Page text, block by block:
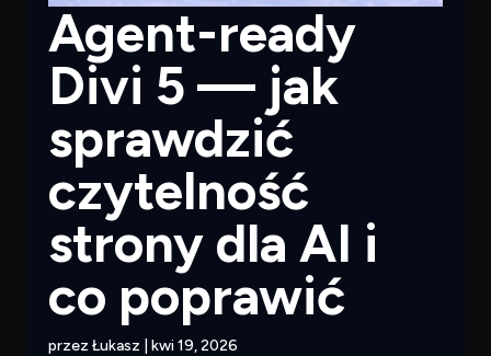
Agent-ready
Divi 5 — jak
sprawdzić
czytelność
strony dla AI i
co poprawić
przez Łukasz kwi 19, 2026